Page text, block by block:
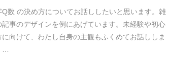
Q数 の決め方についてお話ししたいと思います。雑
記事のデザインを例にあげています。未経験や初心
に向けて、わたし自身の主観もふくめてお話ししま